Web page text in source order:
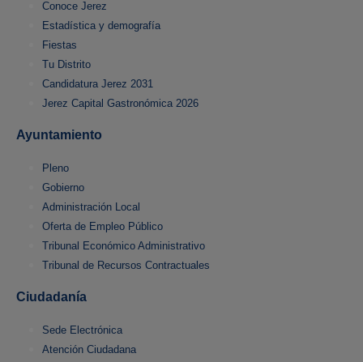
Conoce Jerez
Estadística y demografía
Fiestas
Tu Distrito
Candidatura Jerez 2031
Jerez Capital Gastronómica 2026
Ayuntamiento
Pleno
Gobierno
Administración Local
Oferta de Empleo Público
Tribunal Económico Administrativo
Tribunal de Recursos Contractuales
Ciudadanía
Sede Electrónica
Atención Ciudadana